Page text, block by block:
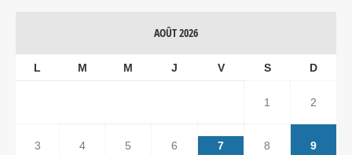
AOÛT 2026
L M M J V S D
1 2
3 4 5 6 7 8 9